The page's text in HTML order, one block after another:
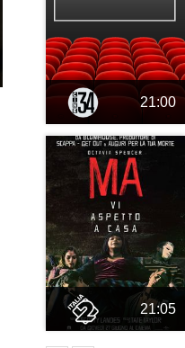
21:00
21:05